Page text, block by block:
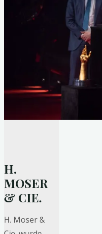
H.
MOSER
& CIE.
H. Moser &